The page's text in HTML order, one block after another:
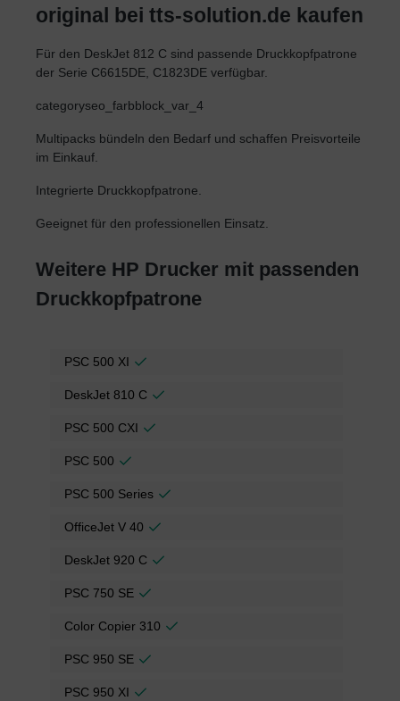
original bei tts-solution.de kaufen
Für den DeskJet 812 C sind passende Druckkopfpatrone
der Serie C6615DE, C1823DE verfügbar.
categoryseo_farbblock_var_4
Multipacks bündeln den Bedarf und schaffen Preisvorteile
im Einkauf.
Integrierte Druckkopfpatrone.
Geeignet für den professionellen Einsatz.
Weitere HP Drucker mit passenden
Druckkopfpatrone
PSC 500 XI
DeskJet 810 C
PSC 500 CXI
PSC 500
PSC 500 Series
OfficeJet V 40
DeskJet 920 C
PSC 750 SE
Color Copier 310
PSC 950 SE
PSC 950 XI